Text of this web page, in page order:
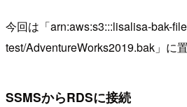
今回は「arn:aws:s3:::lisalisa-bak-
test/AdventureWorks2019.bak」に置
SSMSからRDSに接続